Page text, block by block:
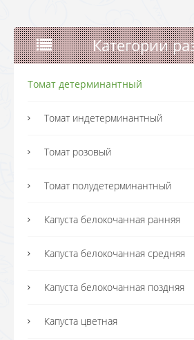
Категории
Томат детерминантный
Томат индетерминантный
Томат розовый
Томат полудетерминантный
Капуста белокочанная ранняя
Капуста белокочанная средняя
Капуста белокочанная поздняя
Капуста цветная